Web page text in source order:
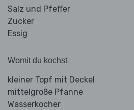
Salz und Pfeffer
Zucker
Essig
Womit du kochst
kleiner Topf mit Deckel
mittelgroße Pfanne
Wasserkocher